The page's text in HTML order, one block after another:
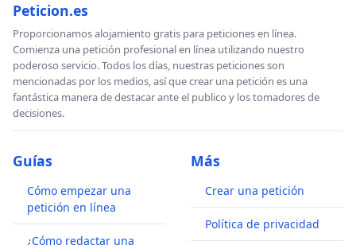
Peticion.es
Proporcionamos alojamiento gratis para peticiones en línea.
Comienza una petición profesional en línea utilizando nuestro
poderoso servicio. Todos los días, nuestras peticiones son
mencionadas por los medios, así que crear una petición es una
fantástica manera de destacar ante el publico y los tomadores de
decisiones.
Guías
Cómo empezar una
petición en línea
¿Cómo redactar una
Más
Crear una petición
Política de privacidad